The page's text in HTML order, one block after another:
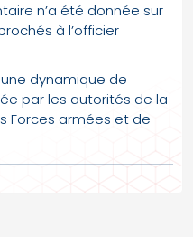
n’a été donnée sur
à l’officier
dynamique de
par les autorités de la
Forces armées et de